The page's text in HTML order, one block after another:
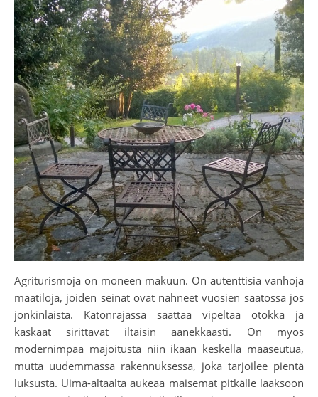
Agriturismoja on moneen makuun. On autenttisia vanhoja
maatiloja, joiden seinät ovat nähneet vuosien saatossa jos
jonkinlaista. Katonrajassa saattaa vipeltää ötökkä ja
kaskaat sirittävät iltaisin äänekkäästi. On myös
modernimpaa majoitusta niin ikään keskellä maaseutua,
mutta uudemmassa rakennuksessa, joka tarjoilee pientä
luksusta. Uima-altaalta aukeaa maisemat pitkälle laaksoon